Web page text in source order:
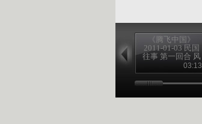
《腾飞中国》
2011-01-03 民国
往事 第一回合 风
雨飘摇季03:13